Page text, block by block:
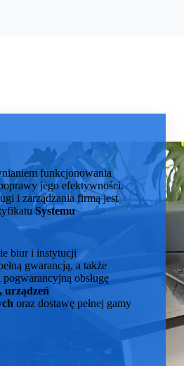
funkcjonowania
jego efektywności.
i zarządzania firmą jest
Systemu
biur i instytucji
gwarancją, a także
obsługę
urządzeń
oraz dostawę pełnej gamy